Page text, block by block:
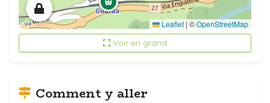
Leaflet | ©OpenStreetMap
Voir en grand
Comment y aller